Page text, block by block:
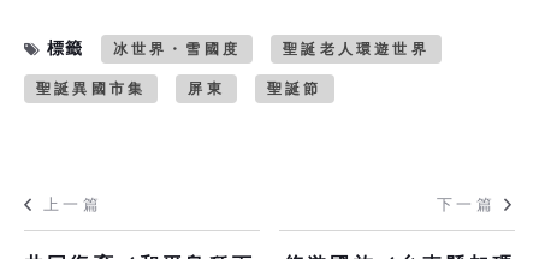
標籤 冰世界・雪國度 聖誕老人環遊世界
聖誕異國市集 屏東 聖誕節
上一篇 下一篇